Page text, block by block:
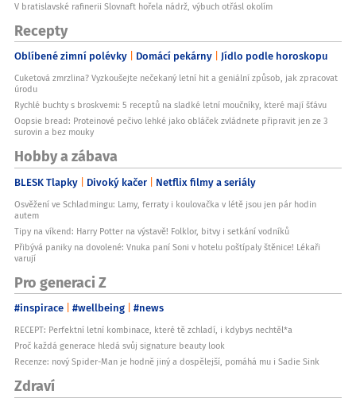
V bratislavské rafinerii Slovnaft hořela nádrž, výbuch otřásl okolím
Recepty
Oblíbené zimní polévky Domácí pekárny Jídlo podle horoskopu
Cuketová zmrzlina? Vyzkoušejte nečekaný letní hit a geniální způsob, jak zpracovat
úrodu
Rychlé buchty s broskvemi: 5 receptů na sladké letní moučníky, které mají šťávu
Oopsie bread: Proteinové pečivo lehké jako obláček zvládnete připravit jen ze 3
surovin a bez mouky
Hobby a zábava
BLESK Tlapky Divoký kačer Netflix filmy a seriály
Osvěžení ve Schladmingu: Lamy, ferraty i koulovačka v létě jsou jen pár hodin
autem
Tipy na víkend: Harry Potter na výstavě! Folklor, bitvy i setkání vodníků
Přibývá paniky na dovolené: Vnuka paní Soni v hotelu poštípaly štěnice! Lékaři
varují
Pro generaci Z
#inspirace #wellbeing #news
RECEPT: Perfektní letní kombinace, které tě zchladí, i kdybys nechtěl*a
Proč každá generace hledá svůj signature beauty look
Recenze: nový Spider-Man je hodně jiný a dospělejší, pomáhá mu i Sadie Sink
Zdraví